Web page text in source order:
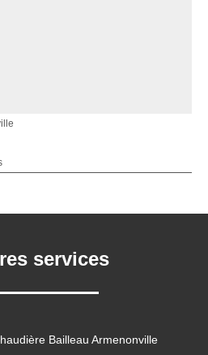
services
Bailleau Armenonville